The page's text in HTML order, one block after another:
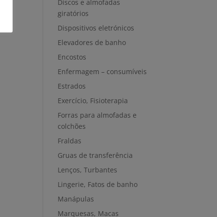
Discos e almofadas
giratórios
Dispositivos eletrónicos
Elevadores de banho
Encostos
Enfermagem – consumíveis
Estrados
Exercício, Fisioterapia
Forras para almofadas e
colchões
Fraldas
Gruas de transferência
Lenços, Turbantes
Lingerie, Fatos de banho
Manápulas
Marquesas, Macas